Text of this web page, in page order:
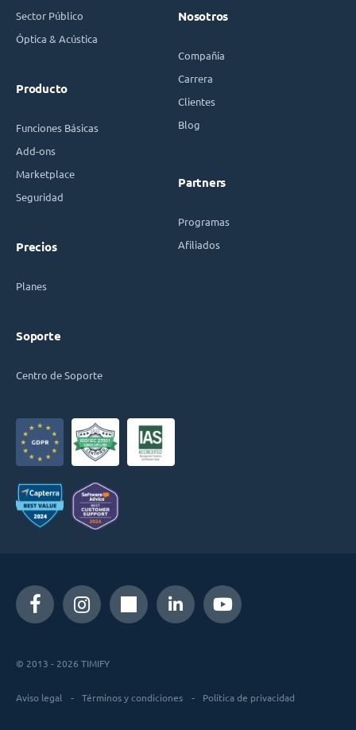
Sector Público
Óptica & Acústica
Producto
Funciones Básicas
Add-ons
Marketplace
Seguridad
Precios
Planes
Soporte
Centro de Soporte
Nosotros
Compañía
Carrera
Clientes
Blog
Partners
Programas
Afiliados
© 2013 - 2026 TIMIFY
Aviso legal Términos y condiciones Política de privacidad